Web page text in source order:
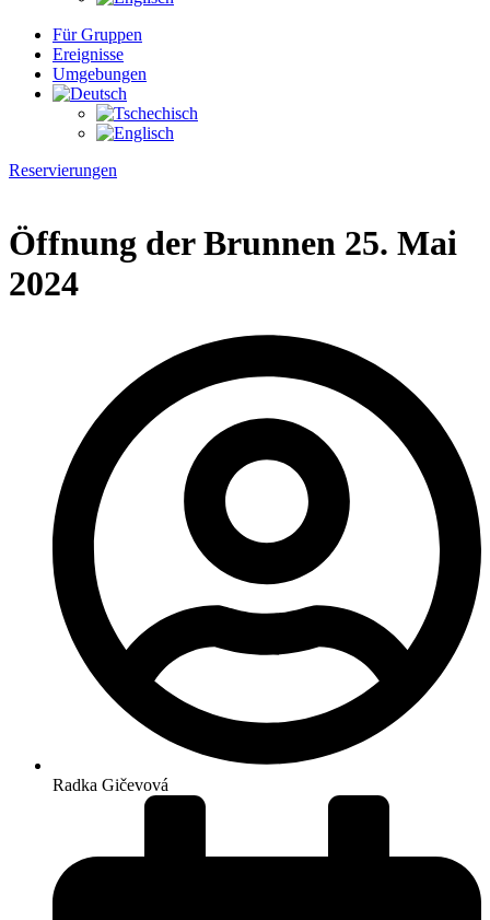
Für Gruppen
Ereignisse
Umgebungen
Reservierungen
Öffnung der Brunnen 25. Mai
2024
Radka Gičevová